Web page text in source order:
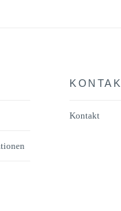
Kontakt